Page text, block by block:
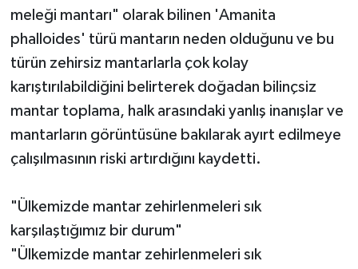
meleği mantarı" olarak bilinen 'Amanita
phalloides' türü mantarın neden olduğunu ve bu
türün zehirsiz mantarlarla çok kolay
karıştırılabildiğini belirterek doğadan bilinçsiz
mantar toplama, halk arasındaki yanlış inanışlar ve
mantarların görüntüsüne bakılarak ayırt edilmeye
çalışılmasının riski artırdığını kaydetti.
"Ülkemizde mantar zehirlenmeleri sık
karşılaştığımız bir durum"
"Ülkemizde mantar zehirlenmeleri sık